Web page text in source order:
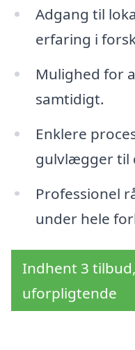
Adgang til
erfaring i
Mulighed for
samtidigt.
Enklere
gulvlægger til
Professionel
under hele
Indhent 3
uforpligtende